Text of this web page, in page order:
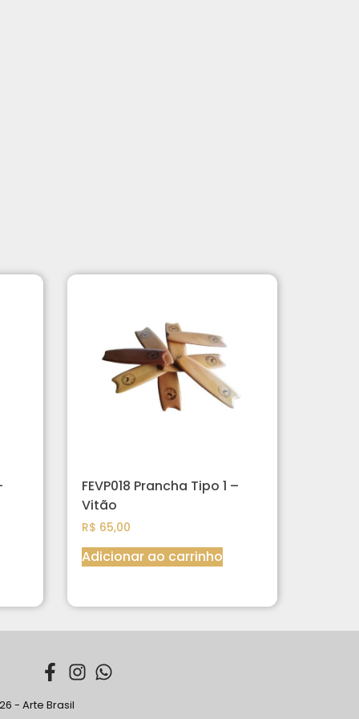
FEVP018 Prancha Tipo 1 –
Vitão
R$ 65,00
Adicionar ao carrinho
- Arte Brasil